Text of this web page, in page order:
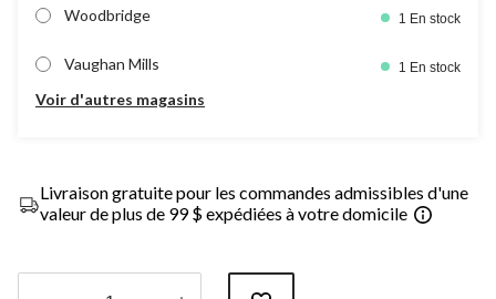
Woodbridge 1 En stock
Vaughan Mills 1 En stock
Voir d'autres magasins
Livraison gratuite pour les commandes admissibles d'une
valeur de plus de 99 $ expédiées à votre domicile